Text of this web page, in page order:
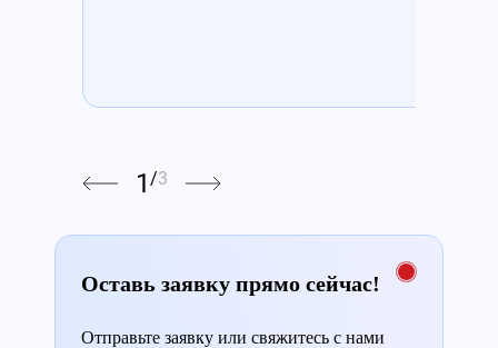
1 /3
Оставь заявку прямо сейчас!
Отправьте заявку или свяжитесь с нами